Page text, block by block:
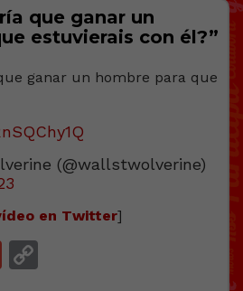
que ganar un
estuvierais con él?”
(@wallstwolverine)
en Twitter]
Gmail